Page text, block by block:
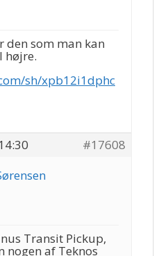
den som man kan
højre.
sh/xpb12i1dphc
#17608
Transit Pickup,
nogen af Teknos